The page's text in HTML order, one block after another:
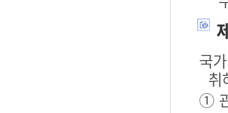
국
취
①